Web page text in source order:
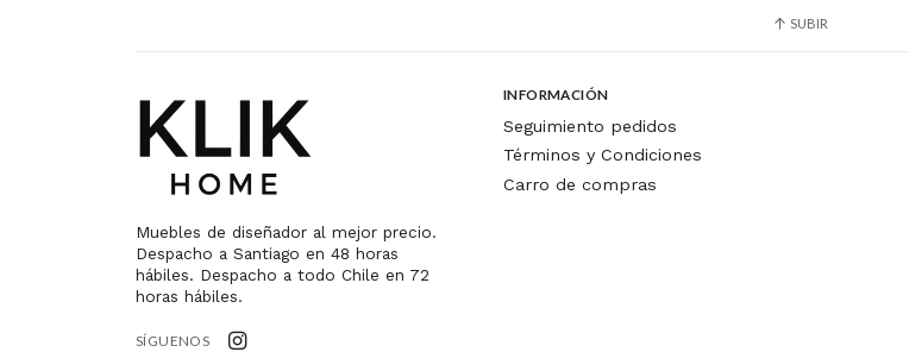
SUBIR
Muebles de diseñador al mejor precio.
Despacho a Santiago en 48 horas
hábiles. Despacho a todo Chile en 72
horas hábiles.
SÍGUENOS
INFORMACIÓN
Seguimiento pedidos
Términos y Condiciones
Carro de compras